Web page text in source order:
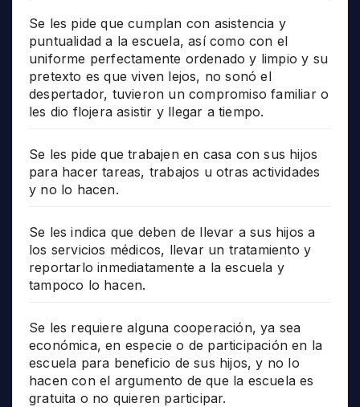
Se les pide que cumplan con asistencia y
puntualidad a la escuela, así como con el
uniforme perfectamente ordenado y limpio y su
pretexto es que viven lejos, no sonó el
despertador, tuvieron un compromiso familiar o
les dio flojera asistir y llegar a tiempo.
Se les pide que trabajen en casa con sus hijos
para hacer tareas, trabajos u otras actividades
y no lo hacen.
Se les indica que deben de llevar a sus hijos a
los servicios médicos, llevar un tratamiento y
reportarlo inmediatamente a la escuela y
tampoco lo hacen.
Se les requiere alguna cooperación, ya sea
económica, en especie o de participación en la
escuela para beneficio de sus hijos, y no lo
hacen con el argumento de que la escuela es
gratuita o no quieren participar.